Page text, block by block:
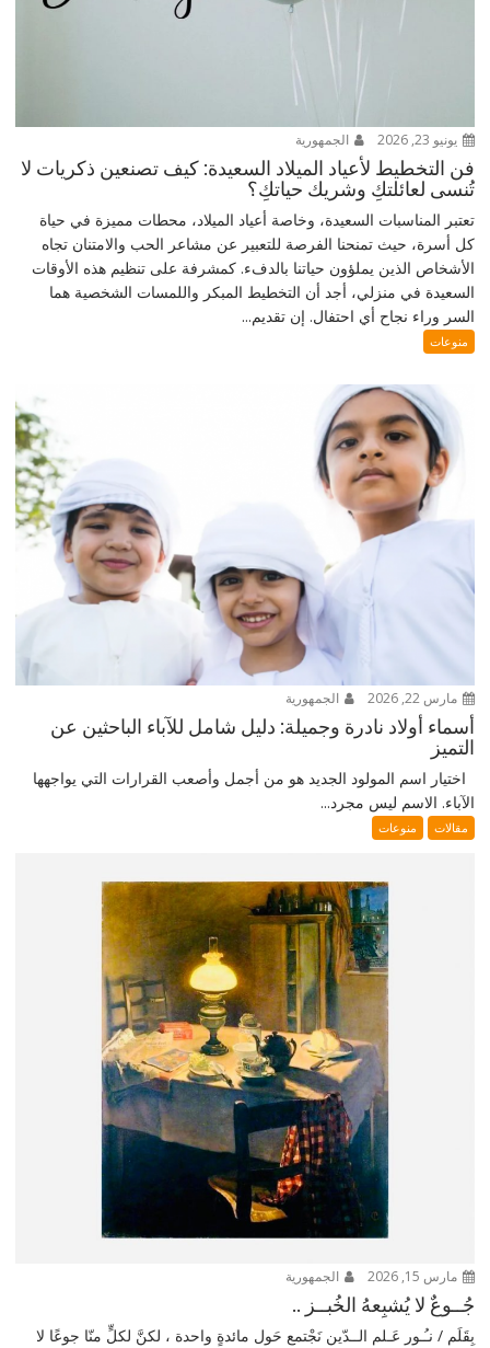
يونيو 23, 2026 الجمهورية
فن التخطيط لأعياد الميلاد السعيدة: كيف تصنعين ذكريات لا
تُنسى لعائلتكِ وشريك حياتكِ؟
تعتبر المناسبات السعيدة، وخاصة أعياد الميلاد، محطات مميزة في حياة
كل أسرة، حيث تمنحنا الفرصة للتعبير عن مشاعر الحب والامتنان تجاه
الأشخاص الذين يملؤون حياتنا بالدفء. كمشرفة على تنظيم هذه الأوقات
السعيدة في منزلي، أجد أن التخطيط المبكر واللمسات الشخصية هما
السر وراء نجاح أي احتفال. إن تقديم...
منوعات
مارس 22, 2026 الجمهورية
أسماء أولاد نادرة وجميلة: دليل شامل للآباء الباحثين عن
التميز
اختيار اسم المولود الجديد هو من أجمل وأصعب القرارات التي يواجهها
الآباء. الاسم ليس مجرد...
مقالات منوعات
مارس 15, 2026 الجمهورية
جُــوعٌ لا يُشبِعهُ الخُبــز ..
بِقَلَم / نـُـور عَـلم الــدّين نَجْتمع حَول مائدةٍ واحدة ، لكنَّ لكلٍّ منّا جوعًا لا